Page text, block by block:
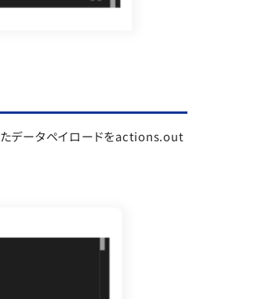
データペイロードをactions.out